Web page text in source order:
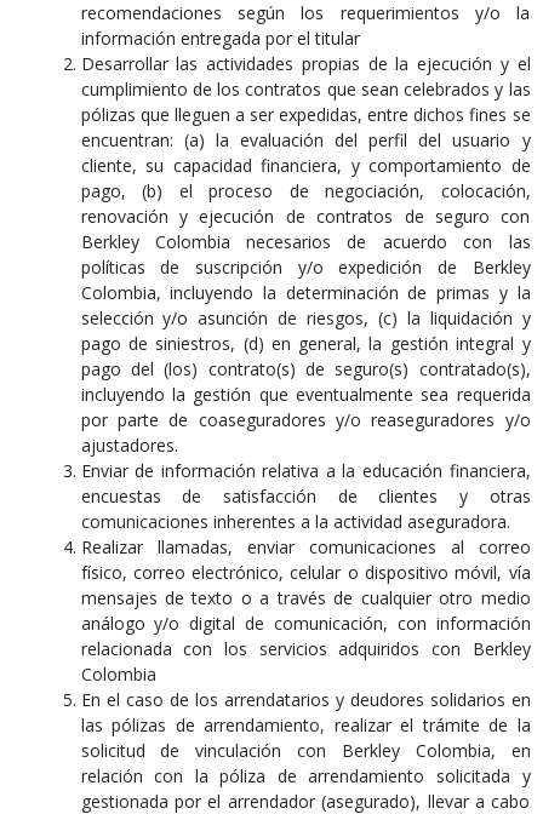
recomendaciones según los requerimientos y/o la
información entregada por el titular
Desarrollar las actividades propias de la ejecución y el
cumplimiento de los contratos que sean celebrados y las
pólizas que lleguen a ser expedidas, entre dichos fines se
encuentran: (a) la evaluación del perfil del usuario y
cliente, su capacidad financiera, y comportamiento de
pago, (b) el proceso de negociación, colocación,
renovación y ejecución de contratos de seguro con
Berkley Colombia necesarios de acuerdo con las
políticas de suscripción y/o expedición de Berkley
Colombia, incluyendo la determinación de primas y la
selección y/o asunción de riesgos, (c) la liquidación y
pago de siniestros, (d) en general, la gestión integral y
pago del (los) contrato(s) de seguro(s) contratado(s),
incluyendo la gestión que eventualmente sea requerida
por parte de coaseguradores y/o reaseguradores y/o
ajustadores.
Enviar de información relativa a la educación financiera,
encuestas de satisfacción de clientes y otras
comunicaciones inherentes a la actividad aseguradora.
Realizar llamadas, enviar comunicaciones al correo
físico, correo electrónico, celular o dispositivo móvil, vía
mensajes de texto o a través de cualquier otro medio
análogo y/o digital de comunicación, con información
relacionada con los servicios adquiridos con Berkley
Colombia
En el caso de los arrendatarios y deudores solidarios en
las pólizas de arrendamiento, realizar el trámite de la
solicitud de vinculación con Berkley Colombia, en
relación con la póliza de arrendamiento solicitada y
gestionada por el arrendador (asegurado), llevar a cabo